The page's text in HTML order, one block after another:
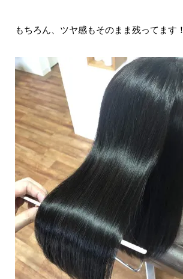
もちろん、ツヤ感もそのまま残ってます！